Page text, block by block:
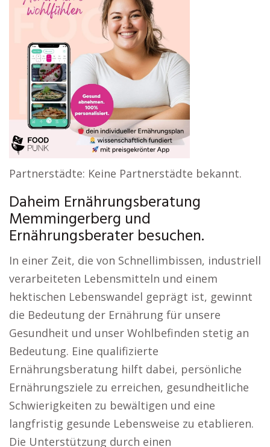
Partnerstädte: Keine Partnerstädte bekannt.
Daheim Ernährungsberatung
Memmingerberg und
Ernährungsberater besuchen.
In einer Zeit, die von Schnellimbissen, industriell
verarbeiteten Lebensmitteln und einem
hektischen Lebenswandel geprägt ist, gewinnt
die Bedeutung der Ernährung für unsere
Gesundheit und unser Wohlbefinden stetig an
Bedeutung. Eine qualifizierte
Ernährungsberatung hilft dabei, persönliche
Ernährungsziele zu erreichen, gesundheitliche
Schwierigkeiten zu bewältigen und eine
langfristig gesunde Lebensweise zu etablieren.
Die Unterstützung durch einen